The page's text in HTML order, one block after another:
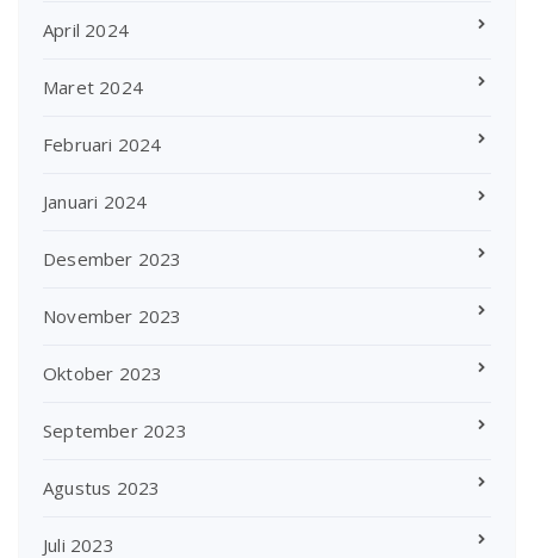
April 2024
Maret 2024
Februari 2024
Januari 2024
Desember 2023
November 2023
Oktober 2023
September 2023
Agustus 2023
Juli 2023